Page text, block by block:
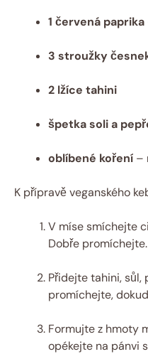
1 červená paprika
3 stroužky
2 lžíce tahini
špetka soli a
oblíbené koření –
K přípravě veganského
V míse smíchejte
Dobře promíchejte.
Přidejte tahini, sůl,
promíchejte,
Formujte z hmoty
opékejte na pánvi